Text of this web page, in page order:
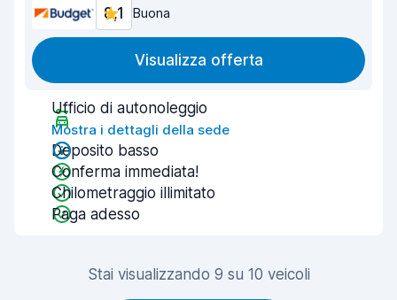
8,1 Buona
Visualizza offerta
Ufficio di autonoleggio
Mostra i dettagli della sede
Deposito basso
Conferma immediata!
Chilometraggio illimitato
Paga adesso
Stai visualizzando 9 su 10 veicoli